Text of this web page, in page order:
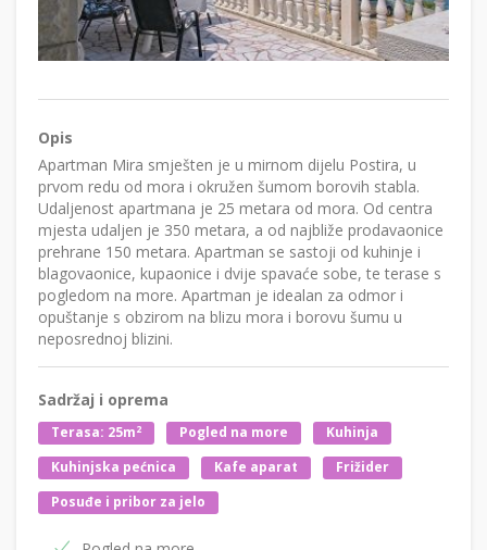
Opis
Apartman Mira smješten je u mirnom dijelu Postira, u
prvom redu od mora i okružen šumom borovih stabla.
Udaljenost apartmana je 25 metara od mora. Od centra
mjesta udaljen je 350 metara, a od najbliže prodavaonice
prehrane 150 metara. Apartman se sastoji od kuhinje i
blagovaonice, kupaonice i dvije spavaće sobe, te terase s
pogledom na more. Apartman je idealan za odmor i
opuštanje s obzirom na blizu mora i borovu šumu u
neposrednoj blizini.
Sadržaj i oprema
Terasa: 25m2 Pogled na more
Kuhinja
Kuhinjska pećnica
Kafe aparat
Frižider
Posuđe i pribor za jelo